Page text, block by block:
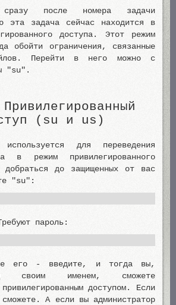
после номера задачи
эта задача сейчас находится в
доступа. Этот режим
обойти ограничения, связанные
Перейти в него можно с
"su".
(su и us)
для переведения
в режим привилегированного
добраться до защищенных от вас
"su":
пароль:
его - введите, и тогда вы,
своим именем, сможете
привилегированным доступом. Если
А если вы администратор